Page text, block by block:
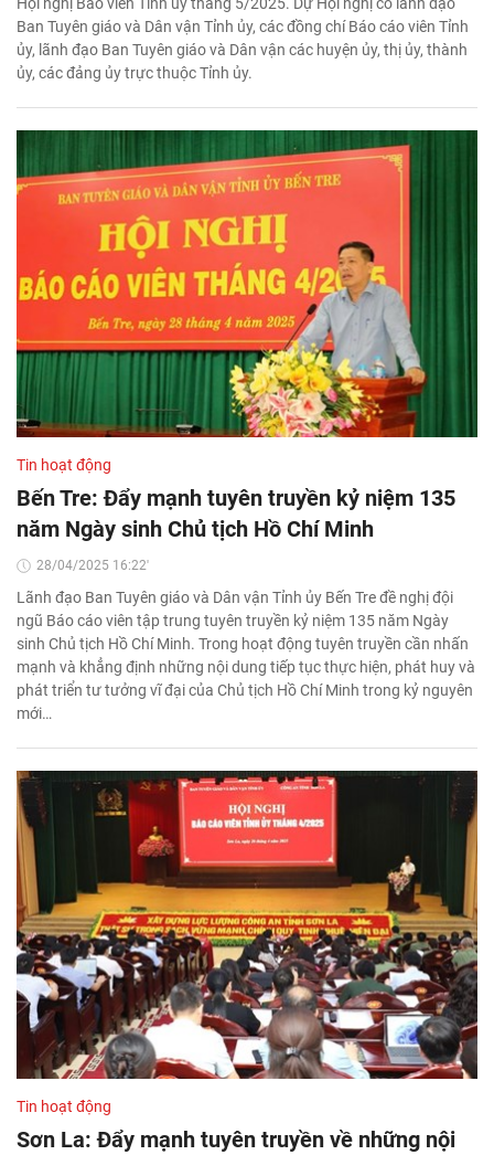
Ban Tuyên giáo và Dân vận Tỉnh ủy, các đồng chí Báo cáo viên Tỉnh
ủy, lãnh đạo Ban Tuyên giáo và Dân vận các huyện ủy, thị ủy, thành
ủy, các đảng ủy trực thuộc Tỉnh ủy.
Tin hoạt động
Bến Tre: Đẩy mạnh tuyên truyền kỷ niệm 135
năm Ngày sinh Chủ tịch Hồ Chí Minh
28/04/2025 16:22'
Lãnh đạo Ban Tuyên giáo và Dân vận Tỉnh ủy Bến Tre đề nghị đội
ngũ Báo cáo viên tập trung tuyên truyền kỷ niệm 135 năm Ngày
sinh Chủ tịch Hồ Chí Minh. Trong hoạt động tuyên truyền cần nhấn
mạnh và khẳng định những nội dung tiếp tục thực hiện, phát huy và
phát triển tư tưởng vĩ đại của Chủ tịch Hồ Chí Minh trong kỷ nguyên
mới…
Tin hoạt động
Sơn La: Đẩy mạnh tuyên truyền về những nội